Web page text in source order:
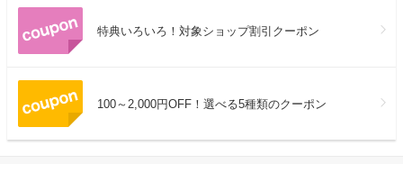
特典いろいろ！対象ショップ割引クーポン
100～2,000円OFF！選べる5種類のクーポン